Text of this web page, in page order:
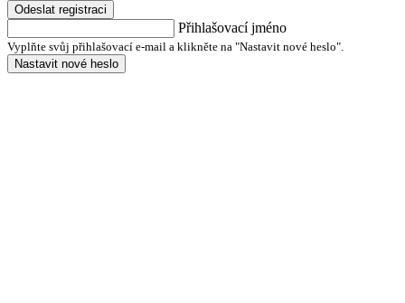
Odeslat registraci
Přihlašovací jméno
Vyplňte svůj přihlašovací e-mail a klikněte na "Nastavit nové heslo".
Nastavit nové heslo